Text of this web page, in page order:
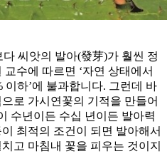
씨앗의 발아(發芽)가 훨씬 정
수에 따르면 ‘자연 상태에서
하’에 불과합니다. 그런데 바
로 가시연꽃의 기적을 만들어
수년이든 수십 년이든 발아력
최적의 조건이 되면 발아해서
고 마침내 꽃을 피우는 것이지